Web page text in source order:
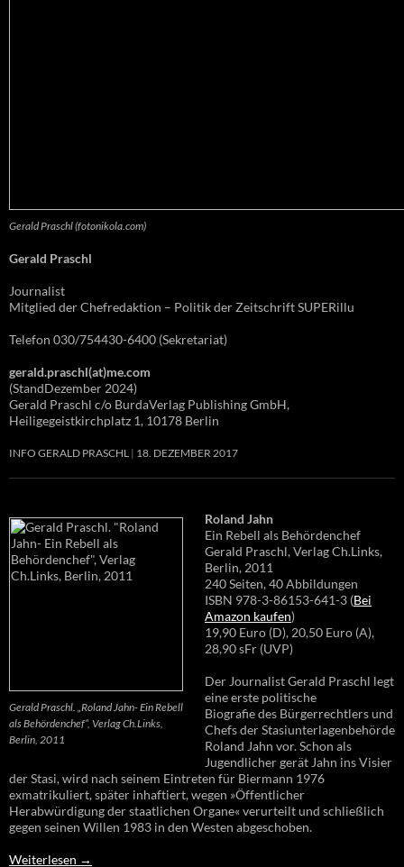
Gerald Praschl (fotonikola.com)
Gerald Praschl
Journalist
Mitglied der Chefredaktion – Politik der Zeitschrift SUPERillu
Telefon 030/754430-6400 (Sekretariat)
gerald.praschl(at)me.com
(StandDezember 2024)
Gerald Praschl c/o BurdaVerlag Publishing GmbH,
Heiligegeistkirchplatz 1, 10178 Berlin
INFO GERALD PRASCHL 18. DEZEMBER 2017
Gerald Praschl. „Roland Jahn- Ein Rebell
als Behördenchef“, Verlag Ch.Links,
Berlin, 2011
Roland Jahn
Ein Rebell als Behördenchef
Gerald Praschl, Verlag Ch.Links,
Berlin, 2011
240 Seiten, 40 Abbildungen
ISBN 978-3-86153-641-3 (Bei
Amazon kaufen)
19,90 Euro (D), 20,50 Euro (A),
28,90 sFr (UVP)
Der Journalist Gerald Praschl legt
eine erste politische
Biografie des Bürgerrechtlers und
Chefs der Stasiunterlagenbehörde
Roland Jahn vor. Schon als
Jugendlicher gerät Jahn ins Visier
der Stasi, wird nach seinem Eintreten für Biermann 1976
exmatrikuliert, später inhaftiert, wegen »Öffentlicher
Herabwürdigung der staatlichen Organe« verurteilt und schließlich
gegen seinen Willen 1983 in den Westen abgeschoben.
Weiterlesen →